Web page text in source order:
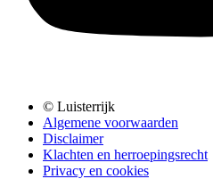
© Luisterrijk
Algemene voorwaarden
Disclaimer
Klachten en herroepingsrecht
Privacy en cookies